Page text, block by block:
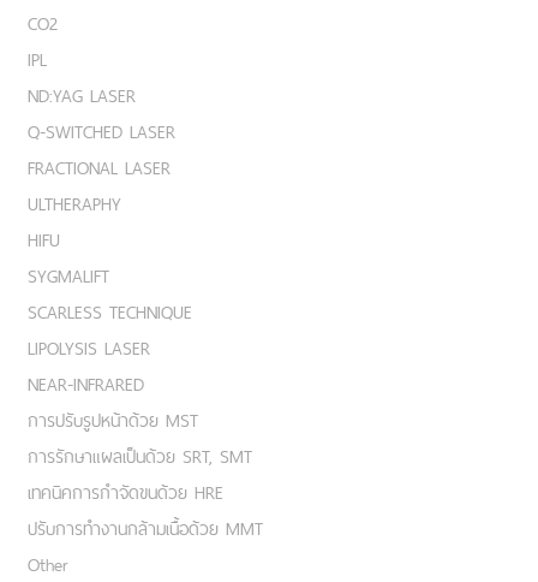
CO2
IPL
ND:YAG LASER
Q-SWITCHED LASER
FRACTIONAL LASER
ULTHERAPHY
HIFU
SYGMALIFT
SCARLESS TECHNIQUE
LIPOLYSIS LASER
NEAR-INFRARED
การปรับรูปหน้าด้วย MST
การรักษาแผลเป็นด้วย SRT, SMT
เทคนิคการกำจัดขนด้วย HRE
ปรับการทำงานกล้ามเนื้อด้วย MMT
Other